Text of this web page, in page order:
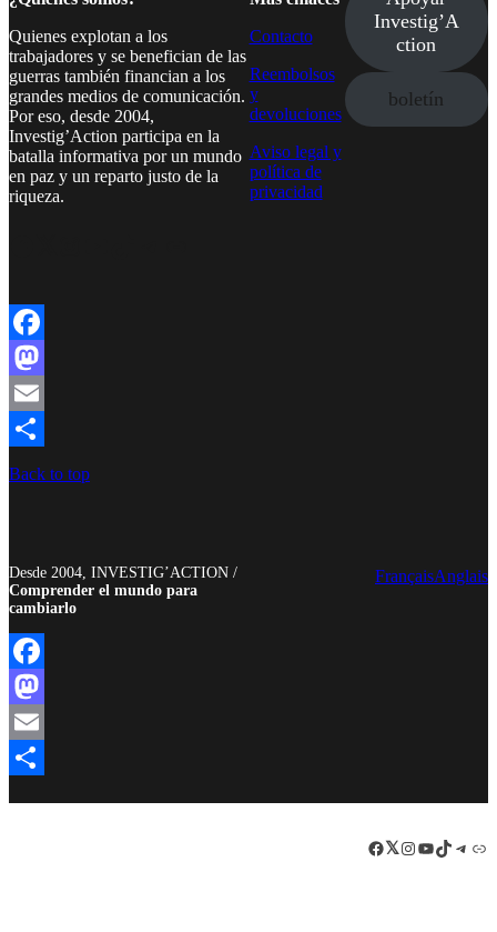
Quienes explotan a los
trabajadores y se benefician de las
guerras también financian a los
grandes medios de comunicación.
Por eso, desde 2004,
Investig’Action participa en la
batalla informativa por un mundo
en paz y un reparto justo de la
riqueza.
Contacto
Reembolsos
y
devoluciones
Aviso legal y
política de
privacidad
Investig’A
ction
boletín
Facebook
Mastodon
Email
Compartir
Back to top
Desde 2004, INVESTIG’ACTION /
Comprender el mundo para
cambiarlo
FrançaisAnglais
Facebook
Mastodon
Email
Facebook
LinkedIn
Instagram
YouTube
TikTok